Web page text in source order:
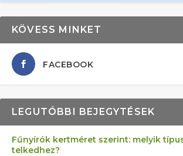
KÖVESS MINKET
FACEBOOK
LEGUTÓBBI BEJEGYTÉSEK
Fűnyírók kertméret szerint: melyik
telkedhez?